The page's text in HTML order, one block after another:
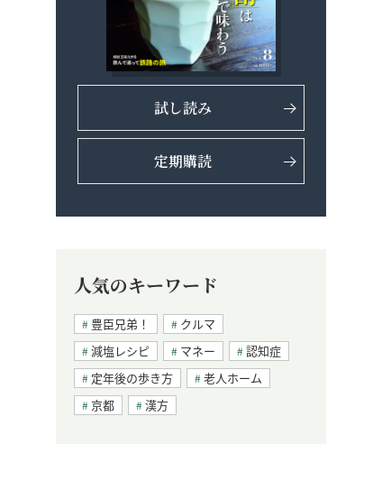
試し読み
定期購読
人気のキーワード
豊臣兄弟！
クルマ
減塩レシピ
マネー
認知症
定年後の歩き方
老人ホーム
京都
漢方